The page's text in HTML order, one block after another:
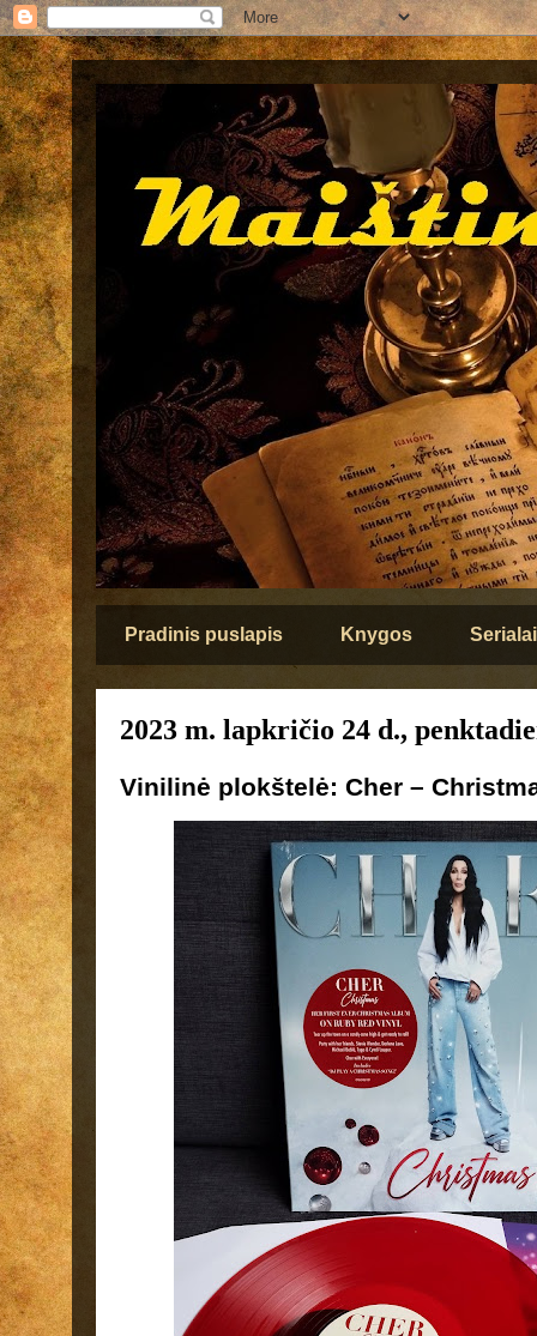
Pradinis puslapis Knygos Serialai
2023 m. lapkričio 24 d.,
Vinilinė plokštelė: Cher –